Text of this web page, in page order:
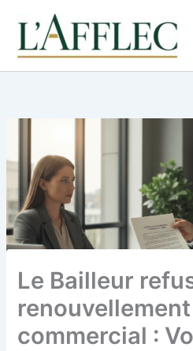
contenu
Le Bailleur
commercial :